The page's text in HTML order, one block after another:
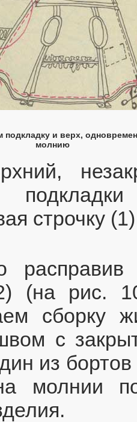
подкладку и верх,
молнию
строчку
(на рис.
сборку
с
из
молнии